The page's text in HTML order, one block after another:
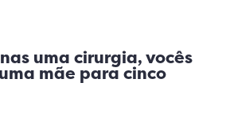
uma cirurgia, vocês
mãe para cinco